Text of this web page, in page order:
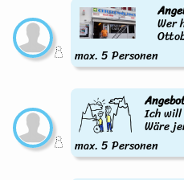
Wer
max. 5 Personen
Ich will
Wäre
max. 5 Personen